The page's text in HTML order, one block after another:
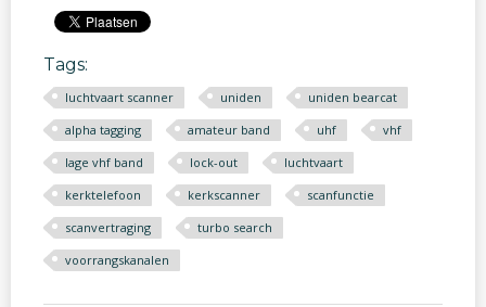
Tags:
luchtvaart scanner uniden
uniden bearcat
alpha tagging
amateur band uhf
vhf
lage vhf band
lock-out
luchtvaart
kerktelefoon
kerkscanner
scanfunctie
scanvertraging
turbo search
voorrangskanalen